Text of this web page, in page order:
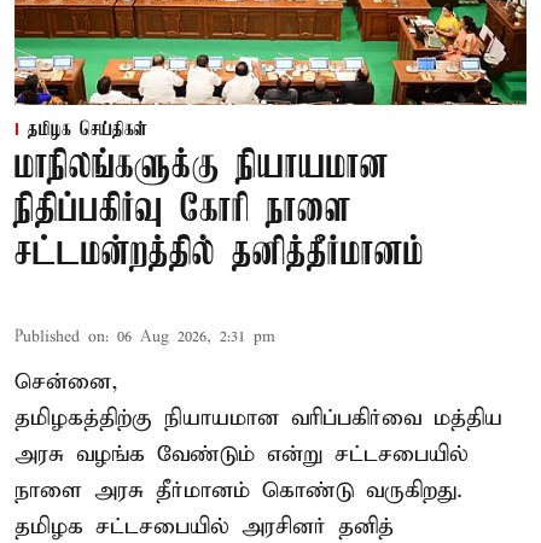
தமிழக செய்திகள்
மாநிலங்களுக்கு நியாயமான
நிதிப்பகிர்வு கோரி நாளை
சட்டமன்றத்தில் தனித்தீர்மானம்
Published on: 06 Aug 2026, 2:31 pm
சென்னை,
தமிழகத்திற்கு நியாயமான வரிப்பகிர்வை மத்திய
அரசு வழங்க வேண்டும் என்று சட்டசபையில்
நாளை அரசு தீர்மானம் கொண்டு வருகிறது.
தமிழக சட்டசபையில் அரசினர் தனித்